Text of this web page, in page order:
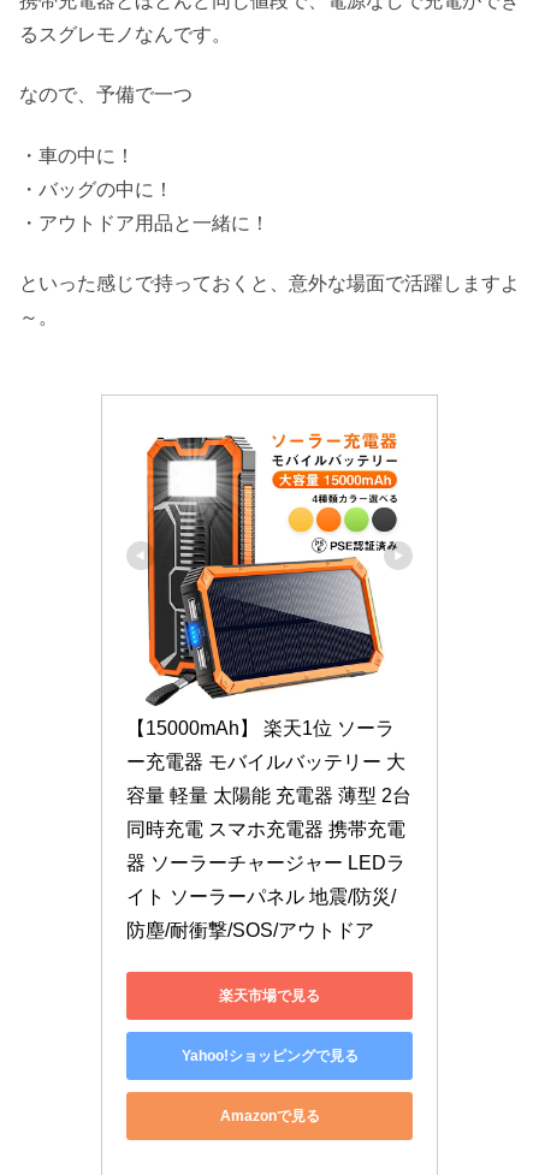
るスグレモノなんです。
なので、予備で一つ
・車の中に！
・バッグの中に！
・アウトドア用品と一緒に！
といった感じで持っておくと、意外な場面で活躍しますよ
～。
【15000mAh】 楽天1位 ソーラ
ー充電器 モバイルバッテリー 大
容量 軽量 太陽能 充電器 薄型 2台
同時充電 スマホ充電器 携帯充電
器 ソーラーチャージャー LEDラ
イト ソーラーパネル 地震/防災/
防塵/耐衝撃/SOS/アウトドア
楽天市場で見る
Yahoo!ショッピングで見る
Amazonで見る